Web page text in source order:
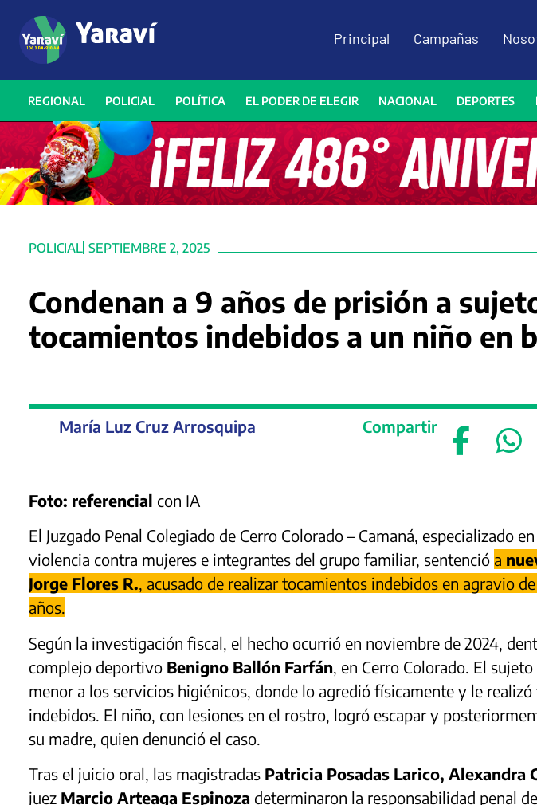
Principal Campañas
REGIONAL POLICIAL POLÍTICA EL PODER DE ELEGIR NACIONAL DEPORTES
POLICIAL SEPTIEMBRE 2, 2025
Condenan a 9 años de prisión a
tocamientos indebidos a un niño en
María Luz Cruz Arrosquipa Compartir
Foto: referencial con IA
El Juzgado Penal Colegiado de Cerro Colorado – Camaná, especializado
violencia contra mujeres e integrantes del grupo familiar, sentenció a
Jorge Flores R., acusado de realizar tocamientos indebidos en agravio
años.
Según la investigación fiscal, el hecho ocurrió en noviembre de 2024,
complejo deportivo Benigno Ballón Farfán , en Cerro Colorado. El
menor a los servicios higiénicos, donde lo agredió físicamente y le
indebidos. El niño, con lesiones en el rostro, logró escapar y
su madre, quien denunció el caso.
Tras el juicio oral, las magistradas Patricia Posadas Larico, Alexandra
juez Marcio Arteaga Espinoza determinaron la responsabilidad penal